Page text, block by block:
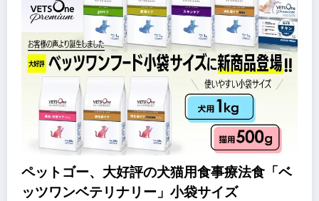
ペットゴー、大好評の犬猫用食事療法食「ベ
ッツワンベテリナリー」小袋サイズ